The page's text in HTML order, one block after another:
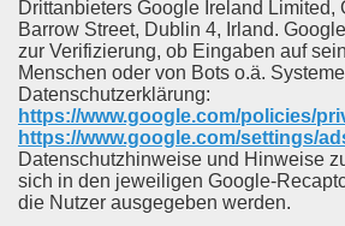
Drittanbieters Google Ireland Limited,
Barrow Street, Dublin 4, Irland.
zur Verifizierung, ob Eingaben auf
Menschen oder von Bots o.ä.
Datenschutzerklärung:
https://www.google.com/policies/
https://www.google.com/settings/
Datenschutzhinweise und Hinweise
sich in den jeweiligen Google-
die Nutzer ausgegeben werden.